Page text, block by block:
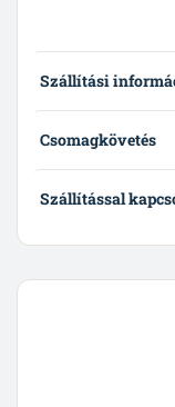
Szállítási
Csomagkövetés
Szállítással